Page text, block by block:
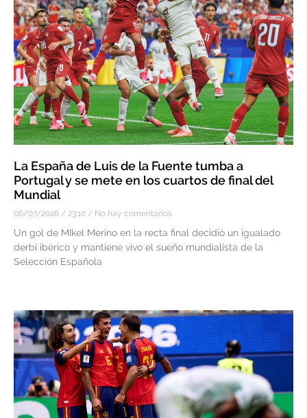
La España de Luis de la Fuente tumba a
Portugal y se mete en los cuartos de final del
Mundial
06/07/2026 23:10 No hay comentarios
Un gol de MIkel Merino en la recta final decidió un igualado
derbi ibérico y mantiene vivo el sueño mundialista de la
Selección Española